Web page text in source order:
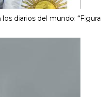
diarios del mundo: “Figura